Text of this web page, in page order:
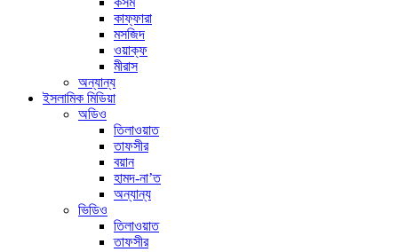
কাফ্ফারা
মসজিদ
ওয়াক্ফ
মীরাস
অন্যান্য
ইসলামিক মিডিয়া
অডিও
তিলাওয়াত
তাফসীর
বয়ান
হামদ-না’ত
অন্যান্য
ভিডিও
তিলাওয়াত
তাফসীর